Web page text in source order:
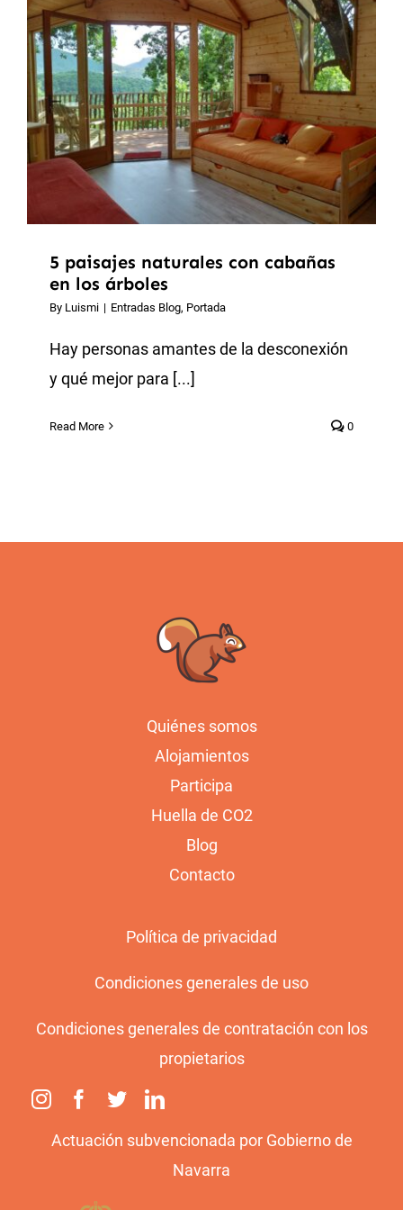
5 paisajes naturales con cabañas
en los árboles
By Luismi | Entradas Blog, Portada
Hay personas amantes de la desconexión
y qué mejor para [...]
Read More 0
Quiénes somos
Alojamientos
Participa
Huella de CO2
Blog
Contacto
Política de privacidad
Condiciones generales de uso
Condiciones generales de contratación con los
propietarios
Actuación subvencionada por Gobierno de
Navarra